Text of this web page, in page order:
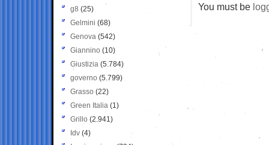
You must be
g8 (25)
Gelmini (68)
Genova (542)
Giannino (10)
Giustizia (5.784)
governo (5.799)
Grasso (22)
Green Italia (1)
Grillo (2.941)
Idv (4)